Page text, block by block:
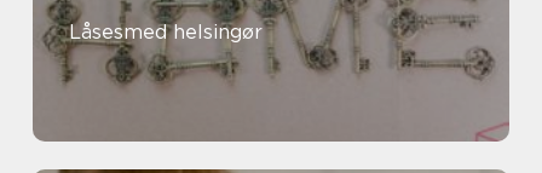
Låsesmed helsingør